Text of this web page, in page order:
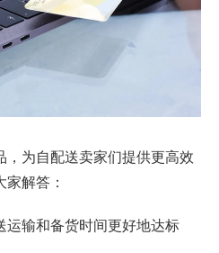
为自配送卖家们提供更高效
解答：
输和备货时间更好地达标